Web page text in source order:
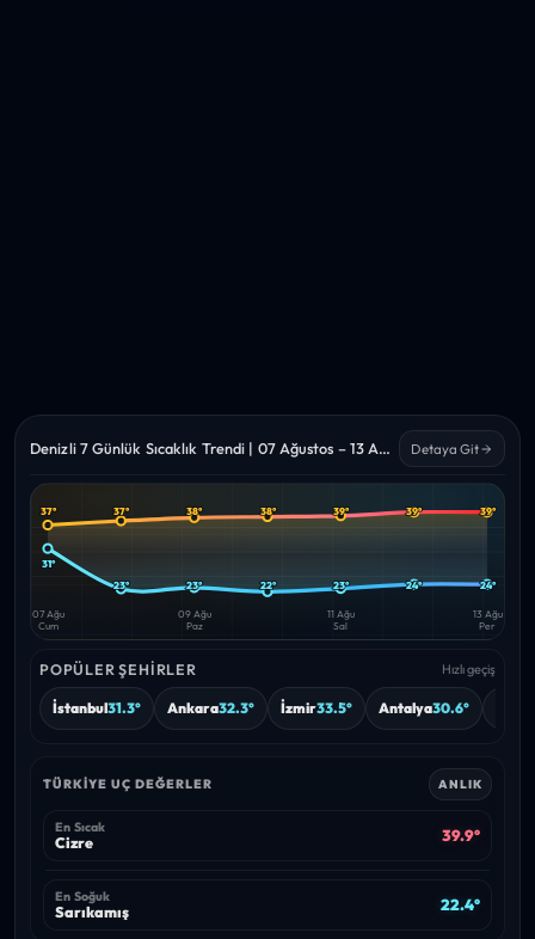
Denizli 7 Günlük Sıcaklık Trendi | 07 Ağustos – 13 Ağustos 2026 Detaya Git
Yüksek Düşük
37°
31°
37°
23°
38°
23°
38°
22°
39°
23°
39°
24°
39°
24°
07 Ağu
Cum
09 Ağu
Paz
11 Ağu
Sal
13 Ağu
Per
POPÜLER ŞEHIRLER Hızlı geçiş
İstanbul31.3° Ankara32.3° İzmir33.5° Antalya30.6°
TÜRKIYE UÇ DEĞERLER ANLIK
En Sıcak
Cizre 39.9°
En Soğuk
Sarıkamış 22.4°